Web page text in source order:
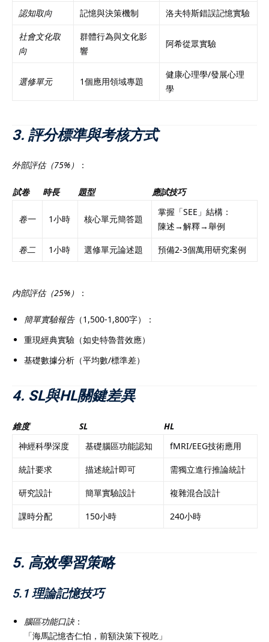
認知取向 記憶與決策機制 洛夫特斯錯誤記憶實驗
社會文化取
向
群體行為與文化影
響
阿希從眾實驗
選修單元 1個應用領域專題
健康心理學/發展心理
學
3. 評分標準與考核方式
外部評估（75%） ：
試卷 時長 題型 應試技巧
卷一 1小時 核心單元簡答題
掌握「SEE」結構：
陳述→解釋→舉例
卷二 1小時 選修單元論述題 預備2-3個萬用研究案例
內部評估（25%） ：
簡單實驗報告（1,500-1,800字）：
重現經典實驗（如史特魯普效應）
基礎數據分析（平均數/標準差）
4. SL與HL關鍵差異
維度 SL
HL
神經科學深度
基礎腦區功能認知 fMRI/EEG技術應用
統計要求 描述統計即可 需獨立進行推論統計
研究設計 簡單實驗設計 複雜混合設計
課時分配 150小時 240小時
5. 高效學習策略
5.1 理論記憶技巧
腦區功能口訣：
「海馬記憶杏仁怕，前額決策下視吃」